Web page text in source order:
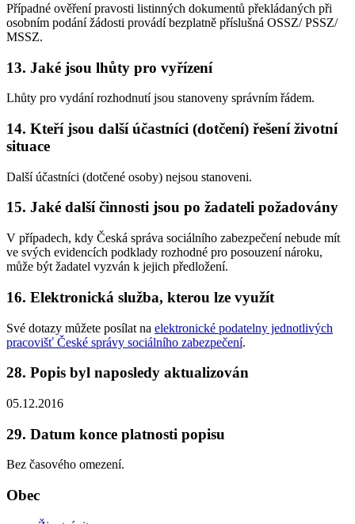
Případné ověření pravosti listinných dokumentů překládaných při
osobním podání žádosti provádí bezplatně příslušná OSSZ/ PSSZ/
MSSZ.
13. Jaké jsou lhůty pro vyřízení
Lhůty pro vydání rozhodnutí jsou stanoveny správním řádem.
14. Kteří jsou další účastníci (dotčení) řešení životní
situace
Další účastníci (dotčené osoby) nejsou stanoveni.
15. Jaké další činnosti jsou po žadateli požadovány
V případech, kdy Česká správa sociálního zabezpečení nebude mít
ve svých evidencích podklady rozhodné pro posouzení nároku,
může být žadatel vyzván k jejich předložení.
16. Elektronická služba, kterou lze využít
Své dotazy můžete posílat na elektronické podatelny jednotlivých
pracovišť České správy sociálního zabezpečení.
28. Popis byl naposledy aktualizován
05.12.2016
29. Datum konce platnosti popisu
Bez časového omezení.
Obec